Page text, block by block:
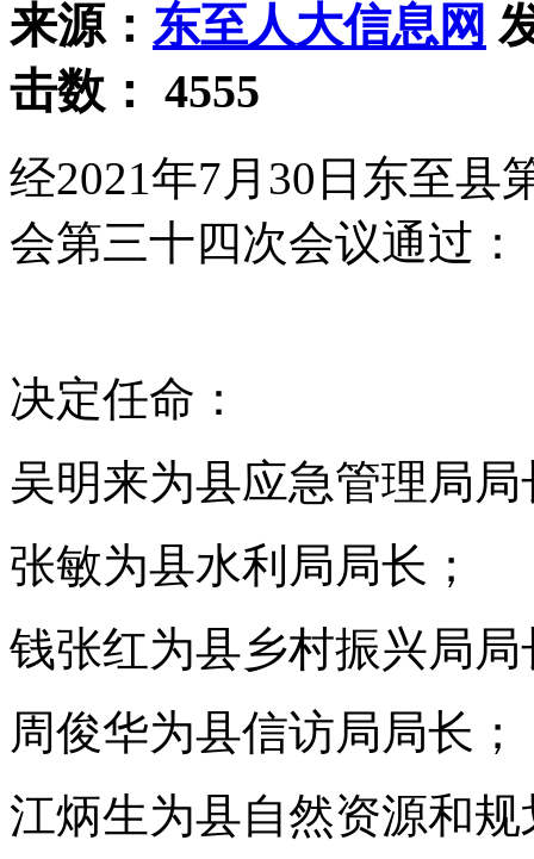
来源： 东至人大信息网
击数： 4555
经2021年7月30日东至县
会第三十四次会议通过：
决定任命：
吴明来为县应急管理局局
张敏为县水利局局长；
钱张红为县乡村振兴局局
周俊华为县信访局局长；
江炳生为县自然资源和